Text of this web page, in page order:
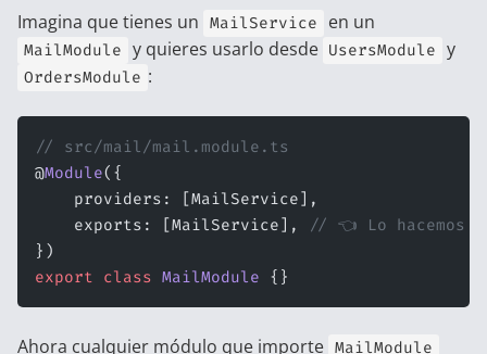
Imagina que tienes un MailService en un
MailModule y quieres usarlo desde UsersModule y
OrdersModule :
// src/mail/mail.module.ts
@Module({
    providers: [MailService],
    exports: [MailService],
// 👈 Lo hacemos
})
export class MailModule {}
Ahora cualquier módulo que importe MailModule